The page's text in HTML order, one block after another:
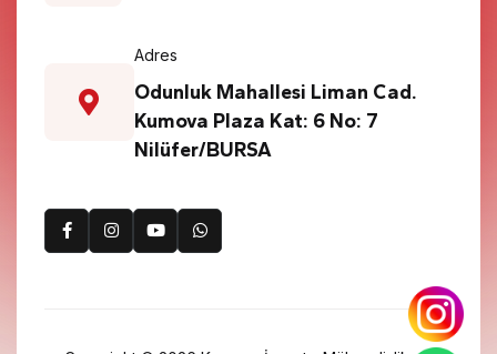
Adres
Odunluk Mahallesi Liman Cad.
Kumova Plaza Kat: 6 No: 7
Nilüfer/BURSA